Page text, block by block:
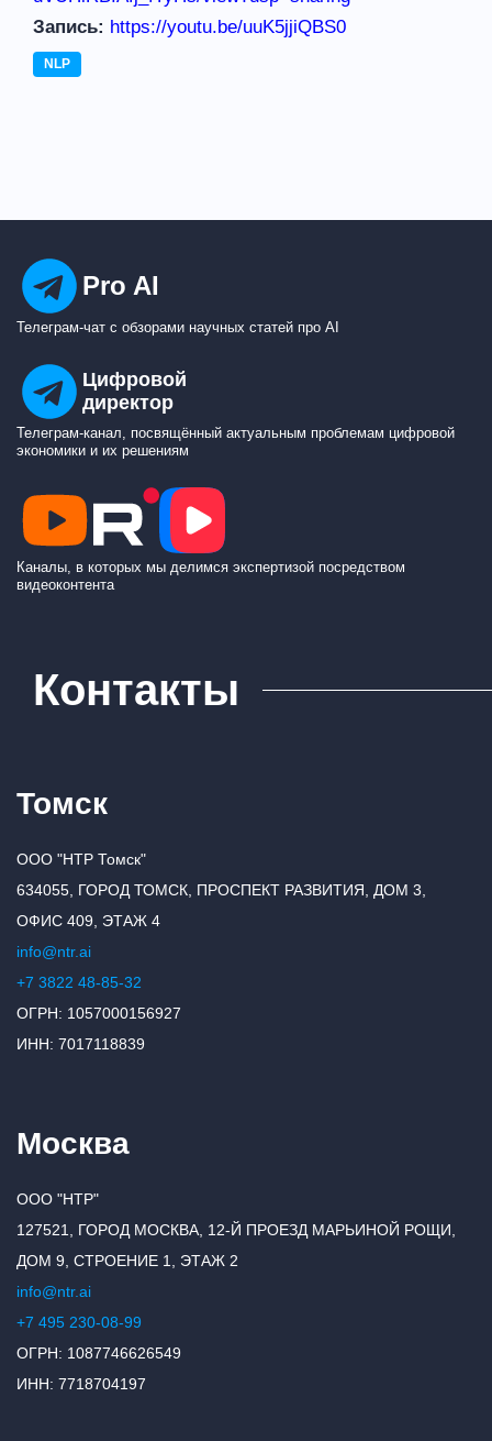
Запись: https://youtu.be/uuK5jjiQBS0
NLP
Pro AI
Телеграм-чат с обзорами научных статей про AI
Цифровой
директор
Телеграм-канал, посвящённый актуальным проблемам цифровой
экономики и их решениям
Каналы, в которых мы делимся экспертизой посредством
видеоконтента
Контакты
Томск
ООО "НТР Томск"
634055, ГОРОД ТОМСК, ПРОСПЕКТ РАЗВИТИЯ, ДОМ 3,
ОФИС 409, ЭТАЖ 4
info@ntr.ai
+7 3822 48-85-32
ОГРН: 1057000156927
ИНН: 7017118839
Москва
ООО "НТР"
127521, ГОРОД МОСКВА, 12-Й ПРОЕЗД МАРЬИНОЙ РОЩИ,
ДОМ 9, СТРОЕНИЕ 1, ЭТАЖ 2
info@ntr.ai
+7 495 230-08-99
ОГРН: 1087746626549
ИНН: 7718704197